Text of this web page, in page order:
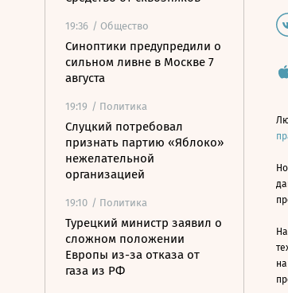
19:36 / Общество
Синоптики предупредили о
сильном ливне в Москве 7
августа
19:19 / Политика
Слуцкий потребовал
признать партию «Яблоко»
нежелательной
организацией
19:10 / Политика
Турецкий министр заявил о
сложном положении
Европы из-за отказа от
газа из РФ